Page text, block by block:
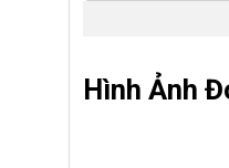
Hình Ảnh